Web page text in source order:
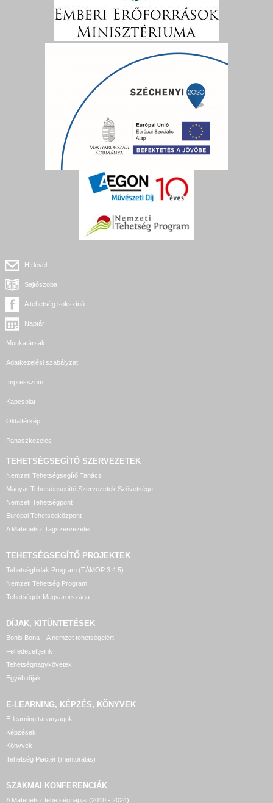
Hírlevél
Sajtószoba
A tehetség sokszínű
Naptár
Munkatársak
Adatkezelési szabályzat
Impresszum
Kapcsolat
Oldaltérkép
Panaszkezelés
TEHETSÉGSEGÍTŐ SZERVEZETEK
Nemzeti Tehetségsegítő Tanács
Magyar Tehetségsegítő Szervezetek Szövetsége
Nemzeti Tehetségpont
Európai Tehetségközpont
A Matehetsz Tagszervezetei
TEHETSÉGSEGÍTŐ PROJEKTEK
Tehetséghidak Program (TÁMOP 3.4.5)
Nemzeti Tehetség Program
Tehetségek Magyarországa
DÍJAK, KITÜNTETÉSEK
Bonis Bona – A nemzet tehetségeiért
Felfedezettjeink
Tehetségnagykövetek
Egyéb díjak
E-LEARNING, KÉPZÉS, KÖNYVEK
E-learning tananyagok
Képzések
Könyvek
Tehetség Piactér (mentorálás)
SZAKMAI KONFERENCIÁK
A Matehetsz tehetségnapjai (2010 - 2024)